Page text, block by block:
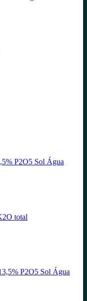
P2O5 Sol Água
total
P2O5 Sol Água